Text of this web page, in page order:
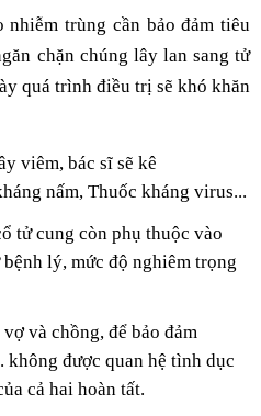
trùng cần bảo đảm tiêu
chặn chúng lây lan sang tử
quá trình điều trị sẽ khó khăn
viêm, bác sĩ sẽ kê
nấm, Thuốc kháng virus...
tử cung còn phụ thuộc vào
lý, mức độ nghiêm trọng
và chồng, để bảo đảm
không được quan hệ tình dục
cả hai hoàn tất.